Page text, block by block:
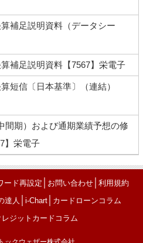
補足説明資料（データシー
補足説明資料【7567】栄電子
短信〔日本基準〕（連結）
間期）および通期業績予想の修
】栄電子
ード再設定 お問い合わせ 利用規約
達人 i-Chart│ カードローンコラム
レジットカードコラム